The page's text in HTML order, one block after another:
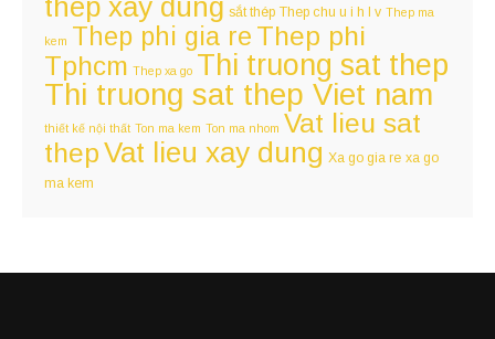
thep xay dung sắt thép Thep chu u i h l v Thep ma
kem Thep phi gia re Thep phi
Tphcm Thep xa go Thi truong sat thep
Thi truong sat thep Viet nam
thiết kế nội thất Ton ma kem Ton ma nhom Vat lieu sat
thepVat lieu xay dung Xa go gia re xa go
ma kem